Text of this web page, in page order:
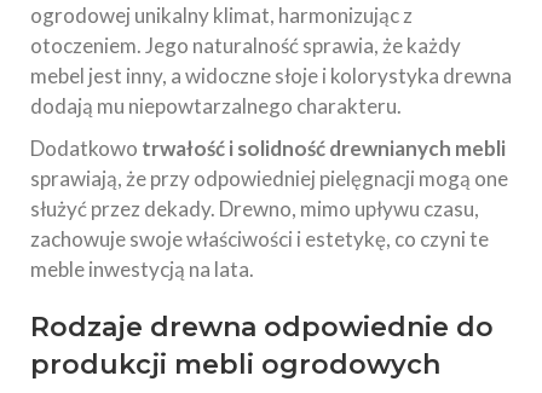
ogrodowej unikalny klimat, harmonizując z
otoczeniem. Jego naturalność sprawia, że każdy
mebel jest inny, a widoczne słoje i kolorystyka drewna
dodają mu niepowtarzalnego charakteru.
Dodatkowo trwałość i solidność drewnianych mebli
sprawiają, że przy odpowiedniej pielęgnacji mogą one
służyć przez dekady. Drewno, mimo upływu czasu,
zachowuje swoje właściwości i estetykę, co czyni te
meble inwestycją na lata.
Rodzaje drewna odpowiednie do
produkcji mebli ogrodowych